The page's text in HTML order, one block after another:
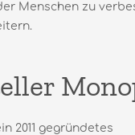
Menschen zu
2011 gegründetes